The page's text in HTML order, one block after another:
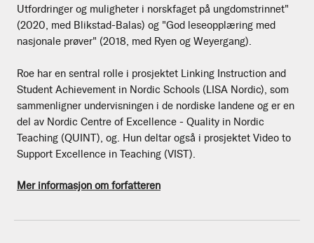
Utfordringer og muligheter i norskfaget på ungdomstrinnet"
(2020, med Blikstad-Balas) og "God leseopplæring med
nasjonale prøver" (2018, med Ryen og Weyergang).
Roe har en sentral rolle i prosjektet Linking Instruction and
Student Achievement in Nordic Schools (LISA Nordic), som
sammenligner undervisningen i de nordiske landene og er en
del av Nordic Centre of Excellence - Quality in Nordic
Teaching (QUINT), og. Hun deltar også i prosjektet Video to
Support Excellence in Teaching (VIST).
Mer informasjon om forfatteren